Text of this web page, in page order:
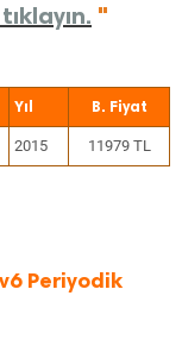
"
Yıl
2015 11979 TL
Periyodik